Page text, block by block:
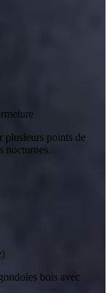
plusieurs points de
nocturnes.
bois avec